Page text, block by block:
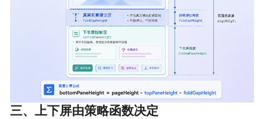
三、上下屏由策略函数决定